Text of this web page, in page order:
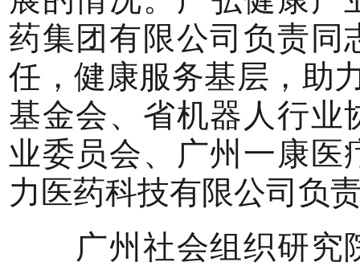
药集团有限公司负责同
任，健康服务基层，助
基金会、省机器人行业
业委员会、广州一康医
力医药科技有限公司负
广州社会组织研究